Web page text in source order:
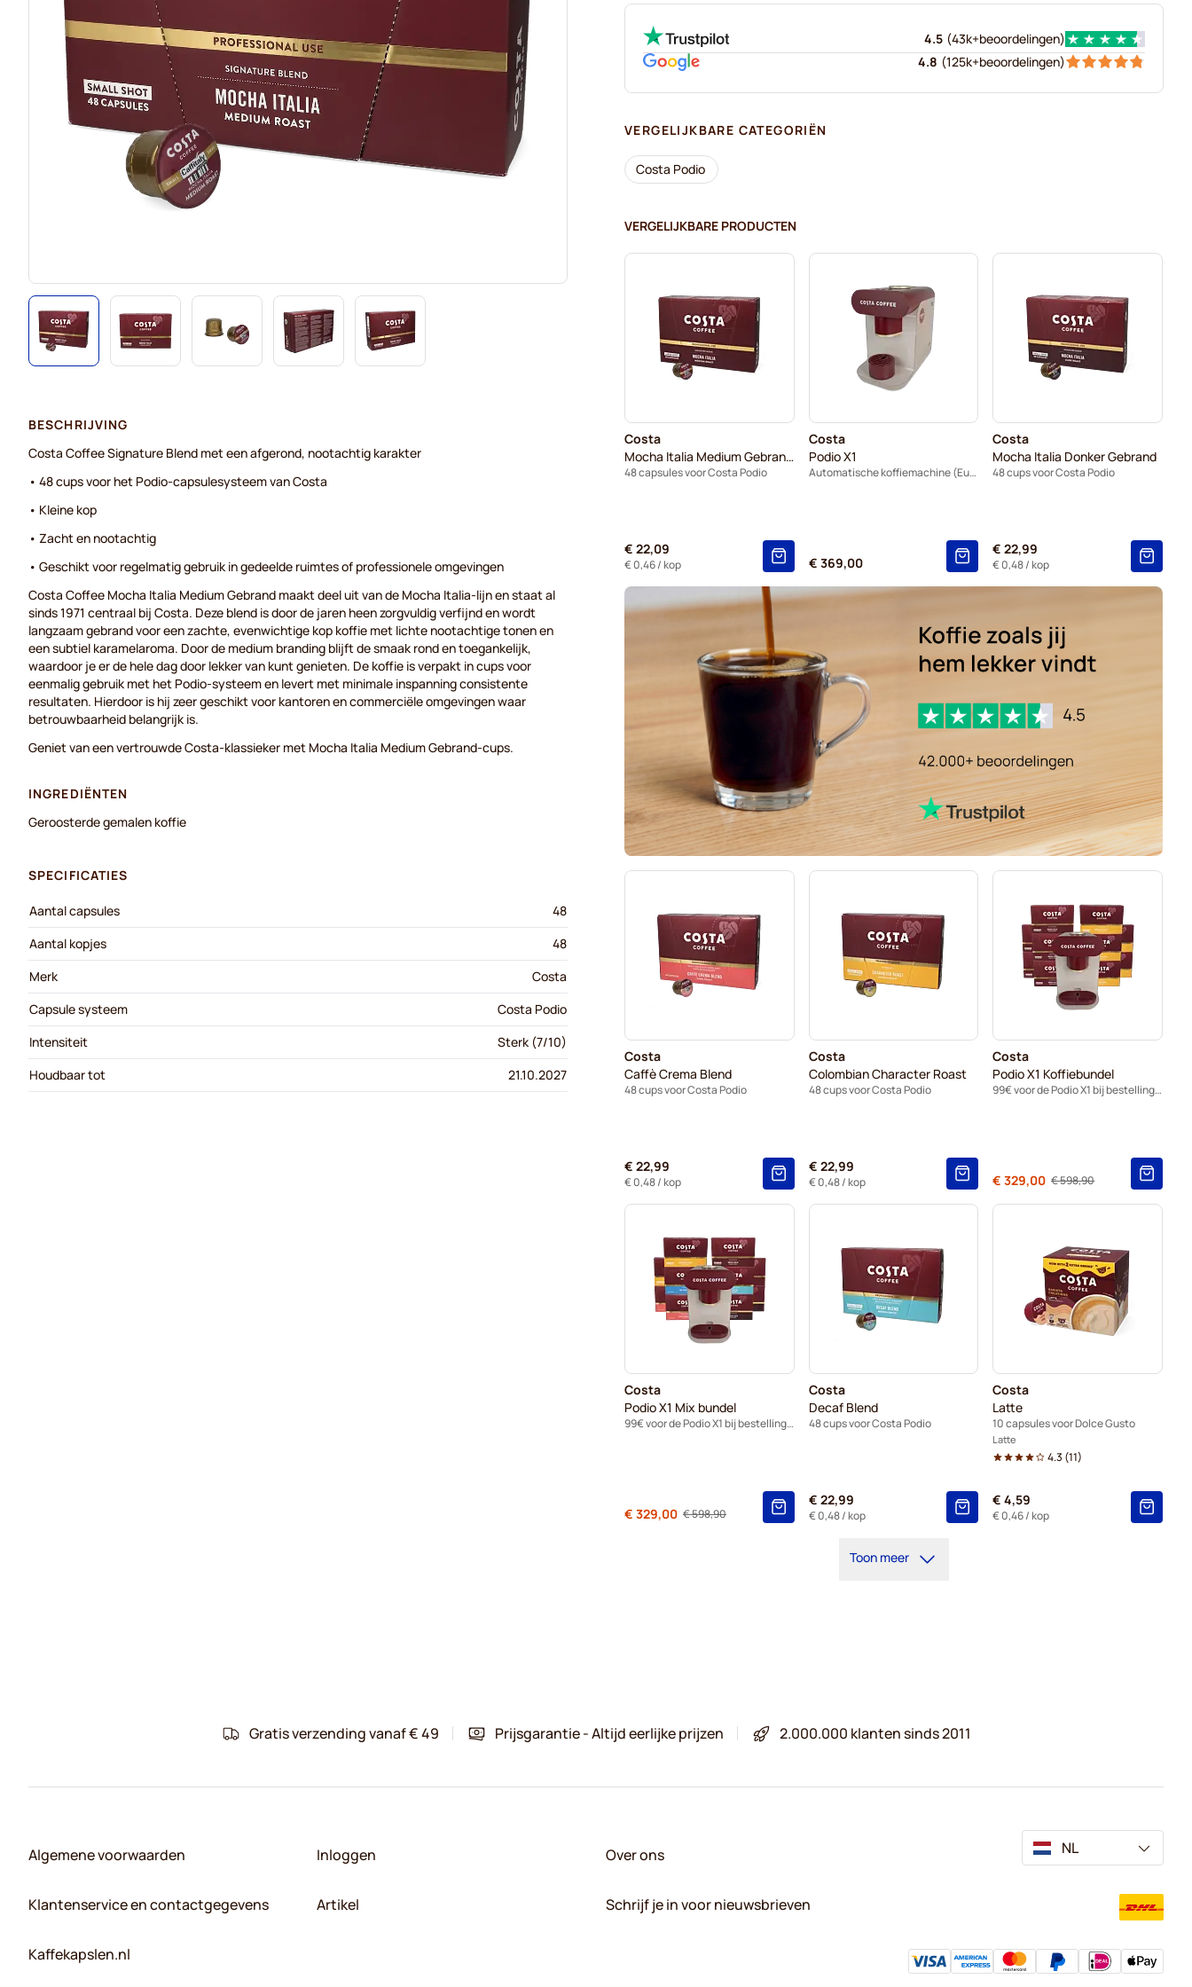
4.5 (43k+beoordelingen)
4.8 (125k+beoordelingen)
VERGELIJKBARE CATEGORIËN
Costa Podio
VERGELIJKBARE PRODUCTEN
Costa
Mocha Italia Medium Gebrand (Grote Kop)
48 capsules voor Costa Podio
€ 22,09
€ 0,46/ kop
Costa
Podio X1
Automatische koffiemachine (Eurostekker)
€ 369,00
Costa
Mocha Italia Donker Gebrand
48 cups voor Costa Podio
€ 22,99
€ 0,48/ kop
Costa
Caffè Crema Blend
48 cups voor Costa Podio
€ 22,99
€ 0,48/ kop
Costa
Colombian Character Roast
48 cups voor Costa Podio
€ 22,99
€ 0,48/ kop
Costa
Podio X1 Koffiebundel
99€ voor de Podio X1 bij bestelling van 10 dozen capsules.
Normale prijs
€ 598,90
Van
€ 329,00
Costa
Podio X1 Mix bundel
99€ voor de Podio X1 bij bestelling van 10 dozen capsules.
Normale prijs
€ 598,90
Van
€ 329,00
Costa
Decaf Blend
48 cups voor Costa Podio
€ 22,99
€ 0,48/ kop
Costa
Latte
10 capsules voor Dolce Gusto
Latte
4.3 (11)
€ 4,59
€ 0,46/ kop
Toon meer
BESCHRIJVING
Costa Coffee Signature Blend met een afgerond, nootachtig karakter
• 48 cups voor het Podio-capsulesysteem van Costa
• Kleine kop
• Zacht en nootachtig
• Geschikt voor regelmatig gebruik in gedeelde ruimtes of professionele omgevingen
Costa Coffee Mocha Italia Medium Gebrand maakt deel uit van de Mocha Italia-lijn en staat al
sinds 1971 centraal bij Costa. Deze blend is door de jaren heen zorgvuldig verfijnd en wordt
langzaam gebrand voor een zachte, evenwichtige kop koffie met lichte nootachtige tonen en
een subtiel karamelaroma. Door de medium branding blijft de smaak rond en toegankelijk,
waardoor je er de hele dag door lekker van kunt genieten. De koffie is verpakt in cups voor
eenmalig gebruik met het Podio-systeem en levert met minimale inspanning consistente
resultaten. Hierdoor is hij zeer geschikt voor kantoren en commerciële omgevingen waar
betrouwbaarheid belangrijk is.
Geniet van een vertrouwde Costa-klassieker met Mocha Italia Medium Gebrand-cups.
INGREDIËNTEN
Geroosterde gemalen koffie
SPECIFICATIES
Aantal capsules
48
Aantal kopjes
48
Merk
Costa
Capsule systeem
Costa Podio
Intensiteit
Sterk (7/10)
Houdbaar tot
21.10.2027
Gratis verzending vanaf € 49 Prijsgarantie - Altijd eerlijke prijzen 2.000.000 klanten sinds 2011
Algemene voorwaarden
Klantenservice en contactgegevens
Kaffekapslen.nl
Inloggen
Artikel
Over ons
Schrijf je in voor nieuwsbrieven
NL